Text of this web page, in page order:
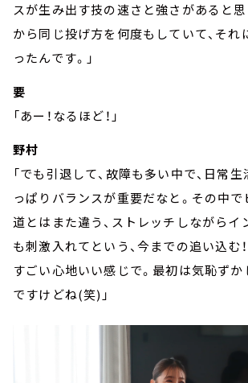
スが生み出す技の速さと強さがあると思
から同じ投げ方を何度もしていて、それ
ったんです。」
要
「あー！なるほど！」
野村
「でも引退して、故障も多い中で、日常
っぱりバランスが重要だなと。その中で
道とはまた違う、ストレッチしながらイ
も刺激入れてという、今までの追い込む
すごい心地いい感じで。最初は気恥ず
ですけどね(笑)」